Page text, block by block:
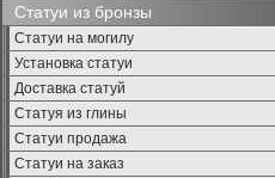
Статуи из бронзы
Статуи на могилу
Установка статуи
Доставка статуй
Статуя из глины
Статуи продажа
Статуи на заказ